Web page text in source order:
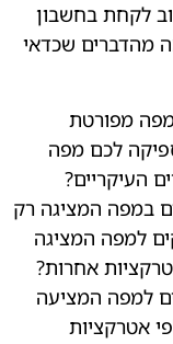
לקחת בחשבון
מהדברים שכדאי
מפורטת
לכם מפה
העיקריים?
במפה המציגה רק
למפה המציגה
אחרות?
למפה המציעה
אטרקציות